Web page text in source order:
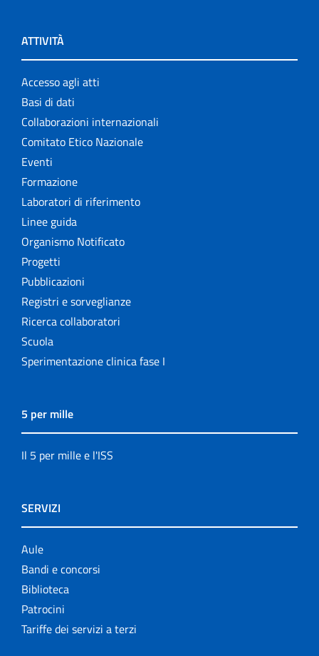
ATTIVITÀ
Accesso agli atti
Basi di dati
Collaborazioni internazionali
Comitato Etico Nazionale
Eventi
Formazione
Laboratori di riferimento
Linee guida
Organismo Notificato
Progetti
Pubblicazioni
Registri e sorveglianze
Ricerca collaboratori
Scuola
Sperimentazione clinica fase I
5 per mille
Il 5 per mille e l'ISS
SERVIZI
Aule
Bandi e concorsi
Biblioteca
Patrocini
Tariffe dei servizi a terzi